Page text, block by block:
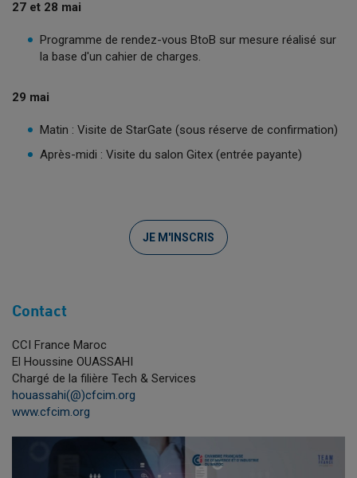
27 et 28 mai
Programme de rendez-vous BtoB sur mesure réalisé sur
la base d'un cahier de charges.
29 mai
Matin : Visite de StarGate (sous réserve de confirmation)
Après-midi : Visite du salon Gitex (entrée payante)
JE M'INSCRIS
Contact
CCI France Maroc
El Houssine OUASSAHI
Chargé de la filière Tech & Services
houassahi(@)cfcim.org
www.cfcim.org